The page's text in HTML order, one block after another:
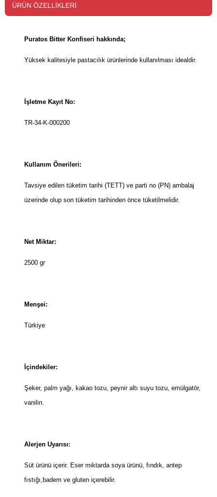
ÜRÜN ÖZELLIKLERI
Puratos Bitter Konfiseri hakkında;
Yüksek kalitesiyle pastacılık ürünlerinde kullanılması idealdir.
İşletme Kayıt No:
TR-34-K-000200
Kullanım Önerileri:
Tavsiye edilen tüketim tarihi (TETT) ve parti no (PN) ambalaj
üzerinde olup son tüketim tarihinden önce tüketilmelidir.
Net Miktar:
2500 gr
Menşei:
Türkiye
İçindekiler:
Şeker, palm yağı, kakao tozu, peynir altı suyu tozu, emülgatör,
vanilin.
Alerjen Uyarısı:
Süt ürünü içerir. Eser miktarda soya ürünü, fındık, antep
fıstığı,badem ve gluten içerebilir.